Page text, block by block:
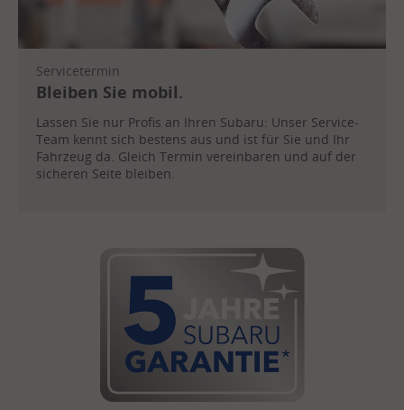
Servicetermin
Bleiben Sie mobil.
Lassen Sie nur Profis an Ihren Subaru: Unser Service-
Team kennt sich bestens aus und ist für Sie und Ihr
Fahrzeug da. Gleich Termin vereinbaren und auf der
sicheren Seite bleiben.